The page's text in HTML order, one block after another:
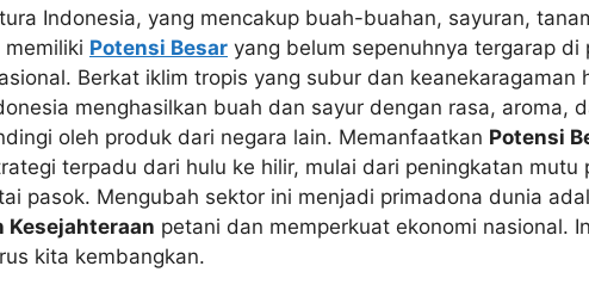
Indonesia, yang mencakup buah-buahan, sayuran,
Potensi Besar yang belum sepenuhnya tergarap di
Berkat iklim tropis yang subur dan keanekaragaman
menghasilkan buah dan sayur dengan rasa, aroma,
oleh produk dari negara lain. Memanfaatkan Potensi
terpadu dari hulu ke hilir, mulai dari peningkatan mutu
pasok. Mengubah sektor ini menjadi primadona dunia
Kesejahteraan petani dan memperkuat ekonomi nasional.
kita kembangkan.